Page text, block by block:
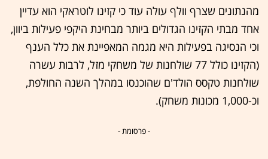
מהנתונים שצרף וולף עולה עוד כי קזינו לוטראקי הוא עדיין
אחד מבתי הקזינו הגדולים ביותר מבחינת היקפי פעילות ביוון,
וכי הנסיגה בפעילות היא מגמה המאפיינת את כלל הענף
(הקזינו כולל 77 שולחנות של משחקי מזל, לרבות עשרה
שולחנות טקסס הולד'ם שהוכנסו במהלך השנה החולפת,
וכ-1,000 מכונות משחק).
- פרסומת -